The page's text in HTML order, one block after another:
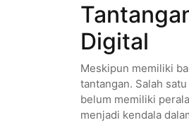
Digital
Meskipun memiliki
tantangan. Salah
belum memiliki
menjadi kendala